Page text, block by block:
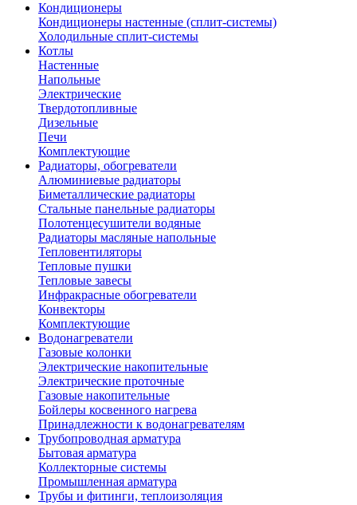
Кондиционеры
Кондиционеры настенные (сплит-системы)
Холодильные сплит-системы
Котлы
Настенные
Напольные
Электрические
Твердотопливные
Дизельные
Печи
Комплектующие
Радиаторы, обогреватели
Алюминиевые радиаторы
Биметаллические радиаторы
Стальные панельные радиаторы
Полотенцесушители водяные
Радиаторы масляные напольные
Тепловентиляторы
Тепловые пушки
Тепловые завесы
Инфракрасные обогреватели
Конвекторы
Комплектующие
Водонагреватели
Газовые колонки
Электрические накопительные
Электрические проточные
Газовые накопительные
Бойлеры косвенного нагрева
Принадлежности к водонагревателям
Трубопроводная арматура
Бытовая арматура
Коллекторные системы
Промышленная арматура
Трубы и фитинги, теплоизоляция